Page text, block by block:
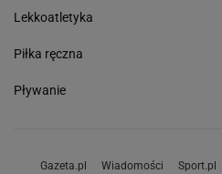
Lekkoatletyka
Piłka ręczna
Pływanie
Gazeta.pl Wiadomości Sport.pl